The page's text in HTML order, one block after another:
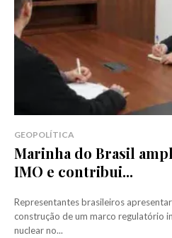
GEOPOLÍTICA
Marinha do Brasil
IMO e contribui...
Representantes brasileiros
construção de um marco regulatório
nuclear no...